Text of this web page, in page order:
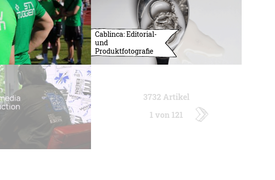
Cablinca: Editorial-
und
Produktfotografie
3732 Artikel
1 von 121